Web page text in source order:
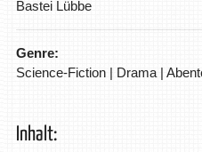
Bastei Lübbe
Genre:
Science-Fiction | Drama |
Inhalt: